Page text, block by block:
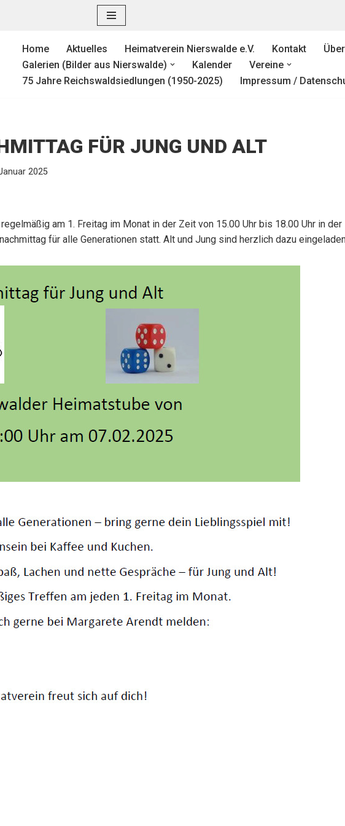
Home Aktuelles Heimatverein Nierswalde e.V. Kontakt
Galerien (Bilder aus Nierswalde)
Kalender
Vereine
75 Jahre Reichswaldsiedlungen (1950-2025)
Impressum /
FÜR JUNG UND ALT
2025
am 1. Freitag im Monat in der Zeit von 15.00 Uhr bis 18.00 Uhr in der
für alle Generationen statt. Alt und Jung sind herzlich dazu